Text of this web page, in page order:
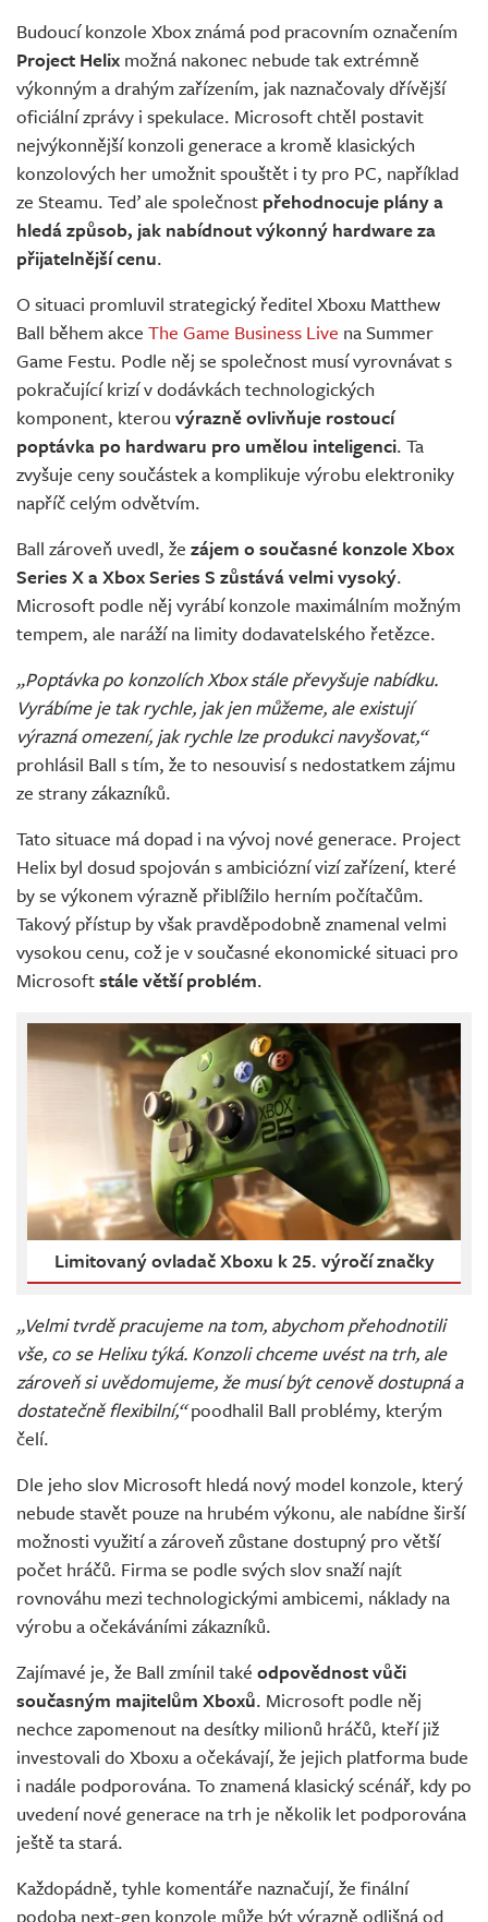
Živě
Budoucí konzole Xbox známá pod pracovním označením
Project Helix možná nakonec nebude tak extrémně
výkonným a drahým zařízením, jak naznačovaly dřívější
oficiální zprávy i spekulace. Microsoft chtěl postavit
nejvýkonnější konzoli generace a kromě klasických
konzolových her umožnit spouštět i ty pro PC, například
ze Steamu. Teď ale společnost přehodnocuje plány a
hledá způsob, jak nabídnout výkonný hardware za
přijatelnější cenu.
O situaci promluvil strategický ředitel Xboxu Matthew
Ball během akce The Game Business Live na Summer
Game Festu. Podle něj se společnost musí vyrovnávat s
pokračující krizí v dodávkách technologických
komponent, kterou výrazně ovlivňuje rostoucí
poptávka po hardwaru pro umělou inteligenci. Ta
zvyšuje ceny součástek a komplikuje výrobu elektroniky
napříč celým odvětvím.
Ball zároveň uvedl, že zájem o současné konzole Xbox
Series X a Xbox Series S zůstává velmi vysoký.
Microsoft podle něj vyrábí konzole maximálním možným
tempem, ale naráží na limity dodavatelského řetězce.
„Poptávka po konzolích Xbox stále převyšuje nabídku.
Vyrábíme je tak rychle, jak jen můžeme, ale existují
výrazná omezení, jak rychle lze produkci navyšovat,“
prohlásil Ball s tím, že to nesouvisí s nedostatkem zájmu
ze strany zákazníků.
Tato situace má dopad i na vývoj nové generace. Project
Helix byl dosud spojován s ambiciózní vizí zařízení, které
by se výkonem výrazně přiblížilo herním počítačům.
Takový přístup by však pravděpodobně znamenal velmi
vysokou cenu, což je v současné ekonomické situaci pro
Microsoftstále větší problém.
Limitovaný ovladač Xboxu k 25. výročí značky
„Velmi tvrdě pracujeme na tom, abychom přehodnotili
vše, co se Helixu týká. Konzoli chceme uvést na trh, ale
zároveň si uvědomujeme, že musí být cenově dostupná a
dostatečně flexibilní,“poodhalil Ball problémy, kterým
čelí.
Dle jeho slov Microsoft hledá nový model konzole, který
nebude stavět pouze na hrubém výkonu, ale nabídne širší
možnosti využití a zároveň zůstane dostupný pro větší
počet hráčů. Firma se podle svých slov snaží najít
rovnováhu mezi technologickými ambicemi, náklady na
výrobu a očekáváními zákazníků.
Zajímavé je, že Ball zmínil také odpovědnost vůči
současným majitelům Xboxů. Microsoft podle něj
nechce zapomenout na desítky milionů hráčů, kteří již
investovali do Xboxu a očekávají, že jejich platforma bude
i nadále podporována. To znamená klasický scénář, kdy po
uvedení nové generace na trh je několik let podporována
ještě ta stará.
Každopádně, tyhle komentáře naznačují, že finální
podoba next-gen konzole může být výrazně odlišná od